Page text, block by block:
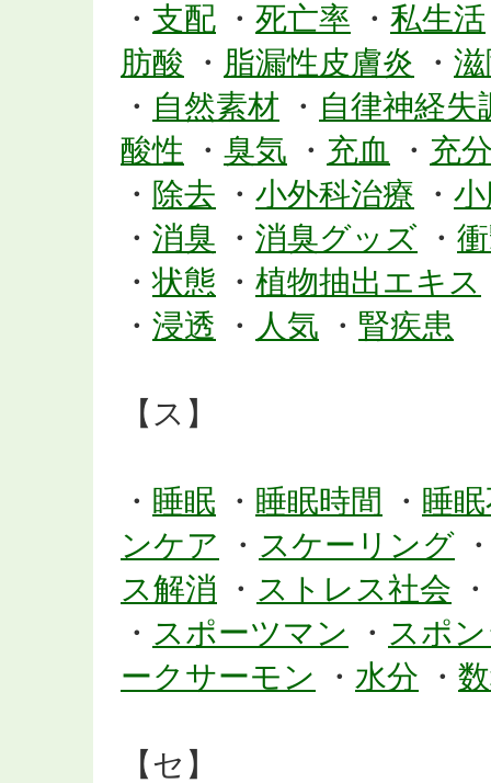
・ 支配 ・ 死亡率 ・ 私生活
肪酸 ・ 脂漏性皮膚炎 ・
・ 自然素材 ・ 自律神経失
酸性 ・ 臭気 ・ 充血 ・ 充
・ 除去 ・ 小外科治療 ・
・ 消臭 ・ 消臭グッズ ・
・状態 ・ 植物抽出エキス
・ 浸透 ・ 人気 ・ 腎疾患
【ス】
・ 睡眠 ・ 睡眠時間 ・ 睡
ンケア ・ スケーリング
ス解消 ・ ストレス社会 ・
・ スポーツマン ・ スポ
ークサーモン ・ 水分 ・
【セ】